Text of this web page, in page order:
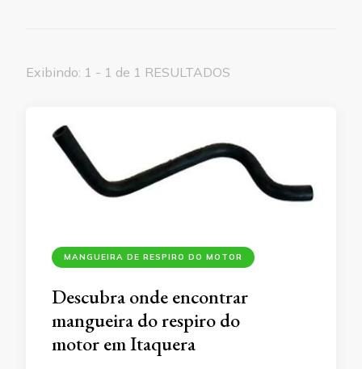
Exibindo: 1 - 1 de 1 RESULTADOS
MANGUEIRA DE RESPIRO DO MOTOR
Descubra onde encontrar
mangueira do respiro do
motor em Itaquera